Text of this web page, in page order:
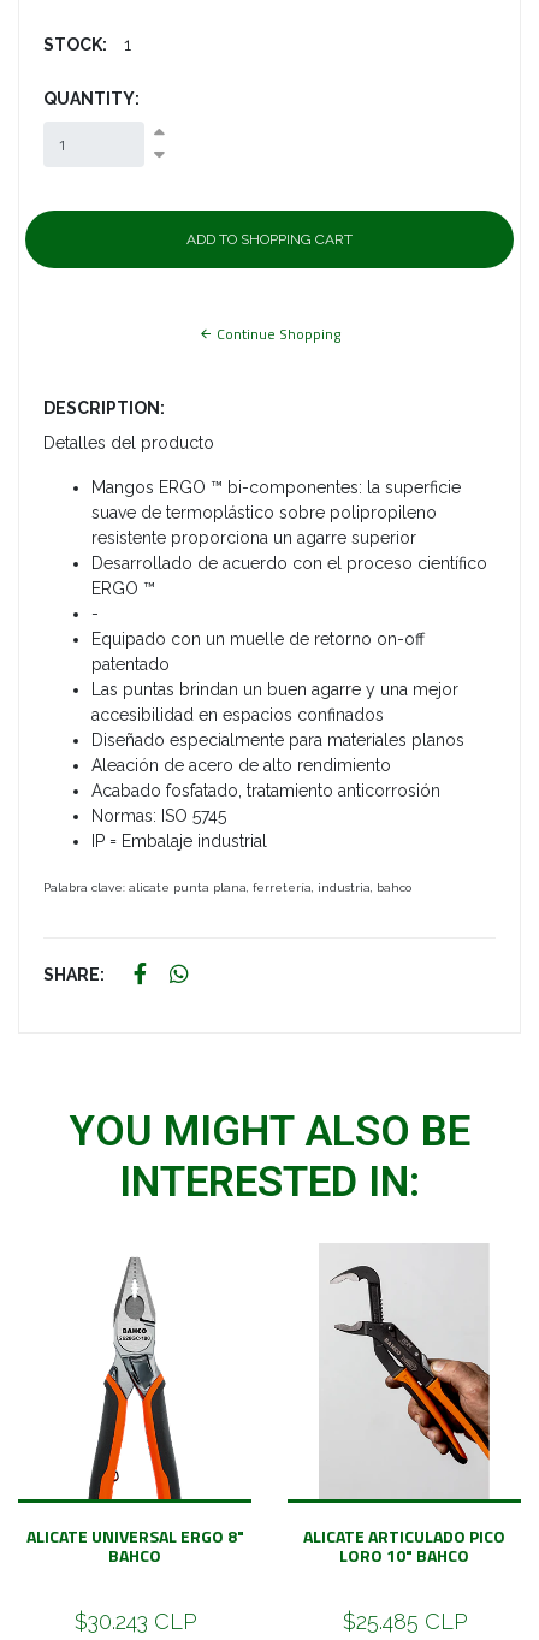
STOCK: 1
QUANTITY:
Continue Shopping
DESCRIPTION:
Detalles del producto
Mangos ERGO ™ bi-componentes: la superficie
suave de termoplástico sobre polipropileno
resistente proporciona un agarre superior
Desarrollado de acuerdo con el proceso científico
ERGO ™
-
Equipado con un muelle de retorno on-off
patentado
Las puntas brindan un buen agarre y una mejor
accesibilidad en espacios confinados
Diseñado especialmente para materiales planos
Aleación de acero de alto rendimiento
Acabado fosfatado, tratamiento anticorrosión
Normas: ISO 5745
IP = Embalaje industrial
Palabra clave: alicate punta plana, ferretería, industria, bahco
SHARE:
YOU MIGHT ALSO BE
INTERESTED IN:
ALICATE UNIVERSAL ERGO 8"
BAHCO
$30.243 CLP
ALICATE ARTICULADO PICO
LORO 10" BAHCO
$25.485 CLP